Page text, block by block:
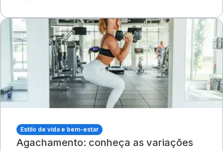
Estilo de vida e bem-estar
Agachamento: conheça as variações